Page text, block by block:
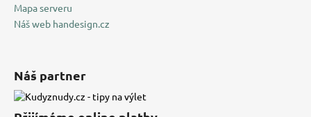
Mapa serveru
Náš web handesign.cz
Náš partner